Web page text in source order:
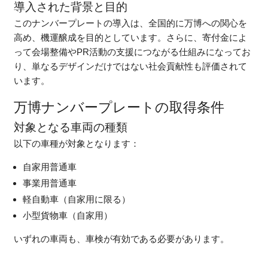
導入された背景と目的
このナンバープレートの導入は、全国的に万博への関心を
高め、機運醸成を目的としています。さらに、寄付金によ
って会場整備やPR活動の支援につながる仕組みになってお
り、単なるデザインだけではない社会貢献性も評価されて
います。
万博ナンバープレートの取得条件
対象となる車両の種類
以下の車種が対象となります：
自家用普通車
事業用普通車
軽自動車（自家用に限る）
小型貨物車（自家用）
いずれの車両も、車検が有効である必要があります。